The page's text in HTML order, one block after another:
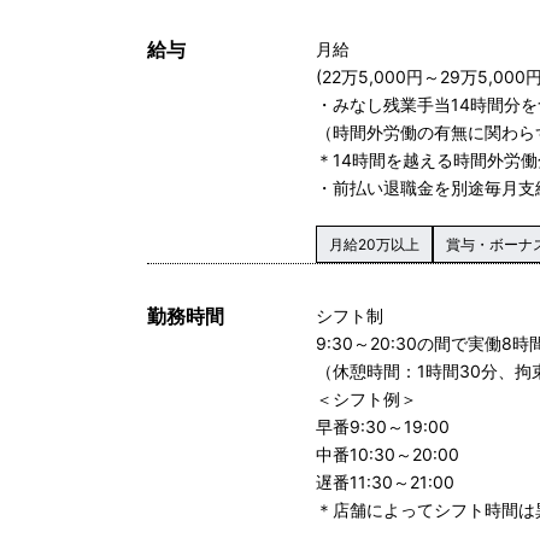
給与
月給
(22万5,000円～29万5,000
・みなし残業手当14時間分
（時間外労働の有無に関わ
＊14時間を越える時間外労
・前払い退職金を別途毎月支
月給20万以上 賞与・ボーナ
勤務時間
シフト制
9:30～20:30の間で実働8時
（休憩時間：1時間30分、
＜シフト例＞
早番9:30～19:00
中番10:30～20:00
遅番11:30～21:00
＊店舗によってシフト時間